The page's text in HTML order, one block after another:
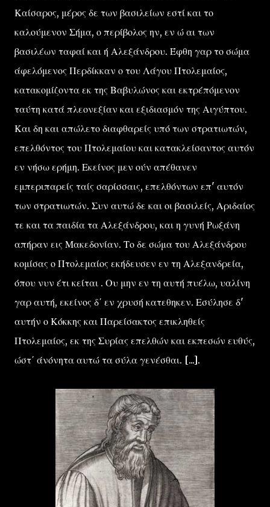
Καίσαρος, μέρος δε των βασιλείων εστί και το
καλούμενον Σήμα, ο περίβολος ην, εν ώ αι των
βασιλέων ταφαί και ή Αλεξάνδρου. Έφθη γαρ το σώμα
άφελόμενος Περδίκκαν ο του Λάγου Πτολεμαίος,
κατακομίζοντα εκ της Βαβυλώνος και εκτρέπόμενον
ταύτη κατά πλεονεξίαν και εξιδιασμόν της Αιγύπτου.
Και δη και απώλετο διαφθαρείς υπό των στρατιωτών,
επελθόντος του Πτολεμαίου και κατακλείσαντος αυτόν
εν νήσω ερήμη. Εκείνος μεν ούν απέθανεν
εμπεριπαρείς ταίς σαρίσσαις, επελθόντων επ' αυτόν
των στρατιωτών. Συν αυτώ δε και οι βασιλείς, Αριδαίος
τε και τα παιδία τα Αλεξάνδρου, και η γυνή Ρωξάνη
απήραν εις Μακεδονίαν. Το δε σώμα του Αλεξάνδρου
κομίσας ο Πτολεμαίος εκήδευσεν εν τη Αλεξανδρεία,
όπου νυν έτι κείται . Ου μην εν τη αυτή πυέλω, υαλίνη
γαρ αυτή, εκείνος δ΄ εν χρυσή κατεθηκεν. Εσύλησε δ'
αυτήν ο Κόκκης και Παρείσακτος επικληθείς
Πτολεμαίος, εκ της Συρίας επελθών και εκπεσών ευθύς,
ώστ΄ άνόνητα αυτώ τα σύλα γενέσθαι. [...].